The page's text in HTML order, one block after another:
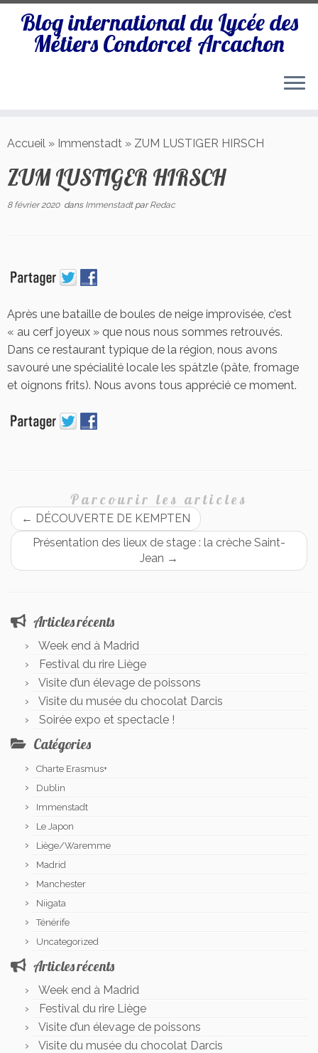
au
Blog international du Lycée des
Métiers Condorcet Arcachon
Accueil » Immenstadt » ZUM LUSTIGER HIRSCH
ZUM LUSTIGER HIRSCH
8 février 2020dans Immenstadt parRedac
Après une bataille de boules de neige improvisée, c’est
« au cerf joyeux » que nous nous sommes retrouvés.
Dans ce restaurant typique de la région, nous avons
savouré une spécialité locale les spätzle (pâte, fromage
et oignons frits). Nous avons tous apprécié ce moment.
Parcourir les articles
← DÉCOUVERTE DE KEMPTEN
Présentation des lieux de stage : la crèche Saint-
Jean →
Articles récents
Week end à Madrid
Festival du rire Liège
Visite d’un élevage de poissons
Visite du musée du chocolat Darcis
Soirée expo et spectacle !
Catégories
Charte Erasmus+
Dublin
Immenstadt
Le Japon
Liège/Waremme
Madrid
Manchester
Niigata
Ténérife
Uncategorized
Articles récents
Week end à Madrid
Festival du rire Liège
Visite d’un élevage de poissons
Visite du musée du chocolat Darcis